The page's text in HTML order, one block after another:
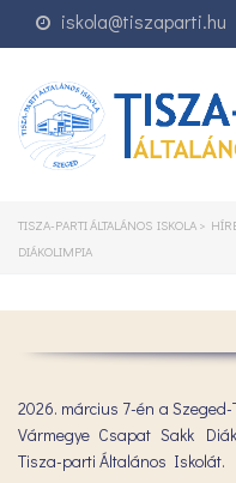
iskola@tiszaparti.hu
TISZA-PARTI ÁLTALÁNOS ISKOLA >
DIÁKOLIMPIA
2026. március 7-én a
Vármegye Csapat Sakk
Tisza-parti Általános Iskolát.